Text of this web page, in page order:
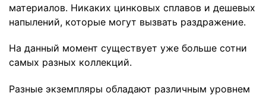
материалов. Никаких цинковых сплавов и дешевых
напылений, которые могут вызвать раздражение.
На данный момент существует уже больше сотни
самых разных коллекций.
Разные экземпляры обладают различным уровнем